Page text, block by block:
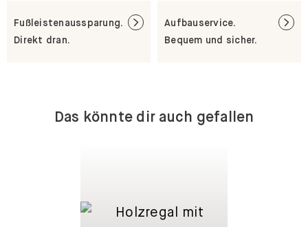
Fußleistenaussparung.
Direkt dran.
Aufbauservice.
Bequem und sicher.
Das könnte dir auch gefallen